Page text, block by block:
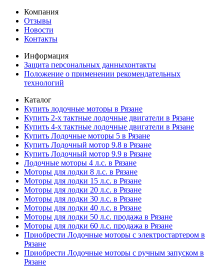
Компания
Отзывы
Новости
Контакты
Информация
Защита персональных данныхонтакты
Положение о применении рекомендательных
технологий
Каталог
Купить лодочные моторы в Рязане
Купить 2-х тактные лодочные двигатели в Рязане
Купить 4-х тактные лодочные двигатели в Рязане
Купить Лодочные моторы 5 в Рязане
Купить Лодочный мотор 9.8 в Рязане
Купить Лодочный мотор 9.9 в Рязане
Лодочные моторы 4 л.с. в Рязане
Моторы для лодки 8 л.с. в Рязане
Моторы для лодки 15 л.с. в Рязане
Моторы для лодки 20 л.с. в Рязане
Моторы для лодки 30 л.с. в Рязане
Моторы для лодки 40 л.с. в Рязане
Моторы для лодки 50 л.с. продажа в Рязане
Моторы для лодки 60 л.с. продажа в Рязане
Приобрести Лодочные моторы с электростартером в
Рязане
Приобрести Лодочные моторы с ручным запуском в
Рязане